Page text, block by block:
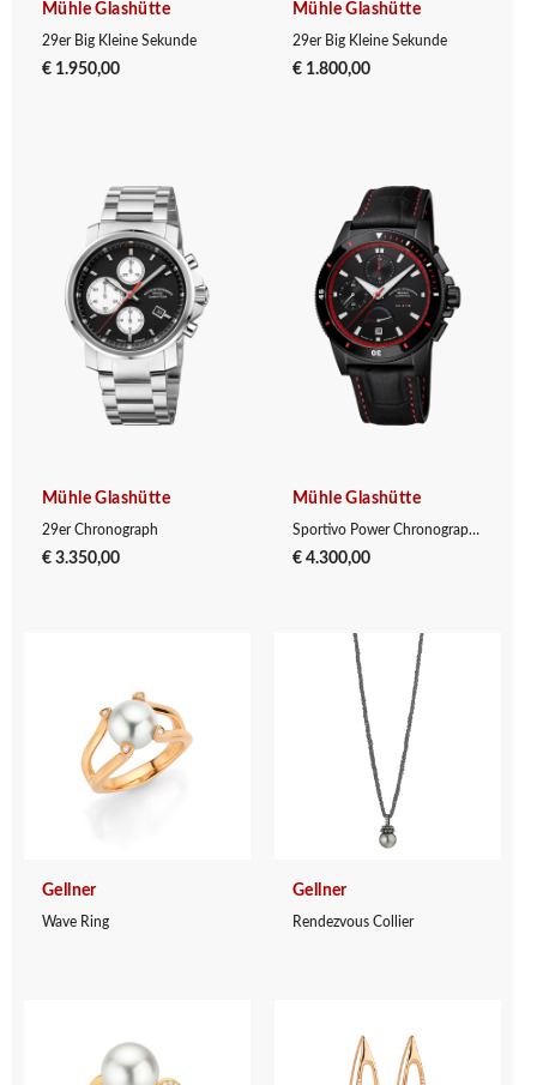
Mühle Glashütte
29er Big Kleine Sekunde
€ 1.950,00
Mühle Glashütte
29er Big Kleine Sekunde
€ 1.800,00
Mühle Glashütte
29er Chronograph
€ 3.350,00
Mühle Glashütte
Sportivo Power Chronograph First Edition
€ 4.300,00
Gellner
Wave Ring
Gellner
Rendezvous Collier